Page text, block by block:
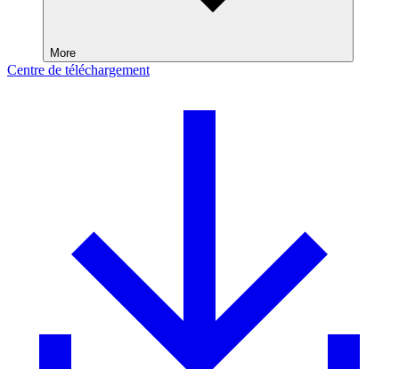
More
Centre de téléchargement